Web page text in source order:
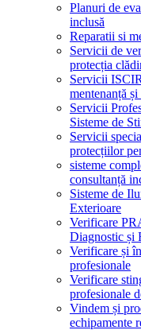
Planuri de
inclusă
Reparatii si
Servicii de
protecția
Servicii
mentenanță
Servicii
Sisteme de
Servicii
protecțiilor
sisteme
consultanță
Sisteme de
Exterioare
Verificare
Diagnostic și
Verificare și
profesionale
Verificare
profesionale
Vindem și
echipamente